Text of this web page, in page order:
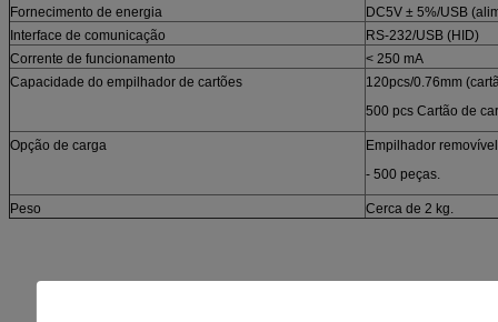
Fornecimento de energia
DC5V ± 5%/USB
Interface de comunicação
RS-232/USB (HID)
Corrente de funcionamento
< 250 mA
Capacidade do empilhador de cartões
120pcs/0.76mm
500 pcs Cartão de
Opção de carga
Empilhador
- 500 peças.
Peso Cerca de 2 kg.